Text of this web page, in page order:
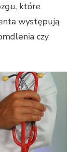
które
występują
czy